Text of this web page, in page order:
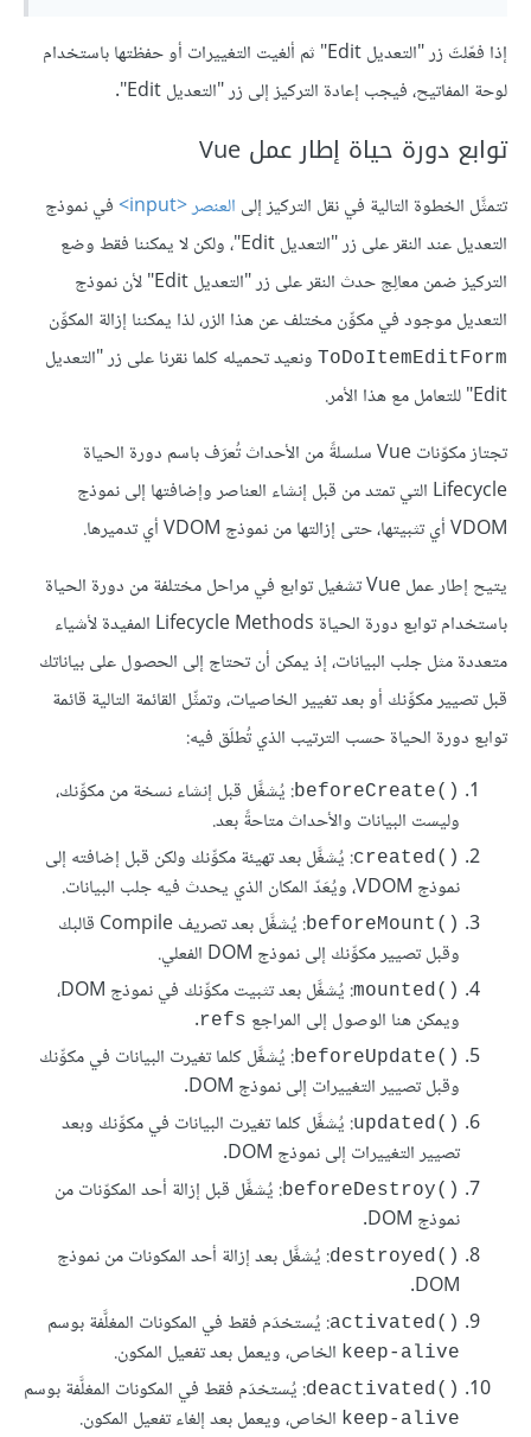
إذا فعّلتَ زر "التعديل Edit" ثم ألغيت التغييرات أو حفظتها باستخدام
لوحة المفاتيح، فيجب إعادة التركيز إلى زر "التعديل Edit".
توابع دورة حياة إطار عمل Vue
تتمثَّل الخطوة التالية في نقل التركيز إلى العنصر <input>
في نموذج
التعديل عند النقر على زر "التعديل Edit"، ولكن لا يمكننا فقط وضع
التركيز ضمن معالِج حدث النقر على زر "التعديل Edit" لأن نموذج
التعديل موجود في مكوِّن مختلف عن هذا الزر، لذا يمكننا إزالة المكوِّن
ToDoItemEditForm ونعيد تحميله كلما نقرنا على زر "التعديل
Edit" للتعامل مع هذا الأمر.
تجتاز مكوّنات Vue سلسلةً من الأحداث تُعرَف باسم دورة الحياة
Lifecycle التي تمتد من قبل إنشاء العناصر وإضافتها إلى نموذج
VDOM أي تثبيتها، حتى إزالتها من نموذج VDOM أي تدميرها.
يتيح إطار عمل Vue تشغيل توابع في مراحل مختلفة من دورة الحياة
باستخدام توابع دورة الحياة Lifecycle Methods المفيدة لأشياء
متعددة مثل جلب البيانات، إذ يمكن أن تحتاج إلى الحصول على بياناتك
قبل تصيير مكوِّنك أو بعد تغيير الخاصيات، وتمثِّل القائمة التالية قائمة
توابع دورة الحياة حسب الترتيب الذي تُطلَق فيه:
beforeCreate()‎: يُشغَّل قبل إنشاء نسخة من مكوِّنك،
وليست البيانات والأحداث متاحةً بعد.
created()‎: يُشغَّل بعد تهيئة مكوِّنك ولكن قبل إضافته إلى
نموذج VDOM، ويُعَدّ المكان الذي يحدث فيه جلب البيانات.
beforeMount()‎
: يُشغَّل بعد تصريف Compile قالبك
وقبل تصيير مكوِّنك إلى نموذج DOM الفعلي.
mounted()‎
: يُشغَّل بعد تثبيت مكوِّنك في نموذج DOM،
ويمكن هنا الوصول إلى المراجع refs
.
beforeUpdate()‎: يُشغَّل كلما تغيرت البيانات في مكوِّنك
وقبل تصيير التغييرات إلى نموذج DOM.
updated()‎: يُشغَّل كلما تغيرت البيانات في مكوِّنك وبعد
تصيير التغييرات إلى نموذج DOM.
beforeDestroy()‎: يُشغَّل قبل إزالة أحد المكوّنات من
نموذج DOM.
destroyed()‎: يُشغَّل بعد إزالة أحد المكونات من نموذج
DOM.
activated()‎: يُستخدَم فقط في المكونات المغلَّفة بوسم
keep-alive الخاص، ويعمل بعد تفعيل المكون.
deactivated()‎: يُستخدَم فقط في المكونات المغلَّفة بوسم
keep-alive الخاص، ويعمل بعد إلغاء تفعيل المكون.